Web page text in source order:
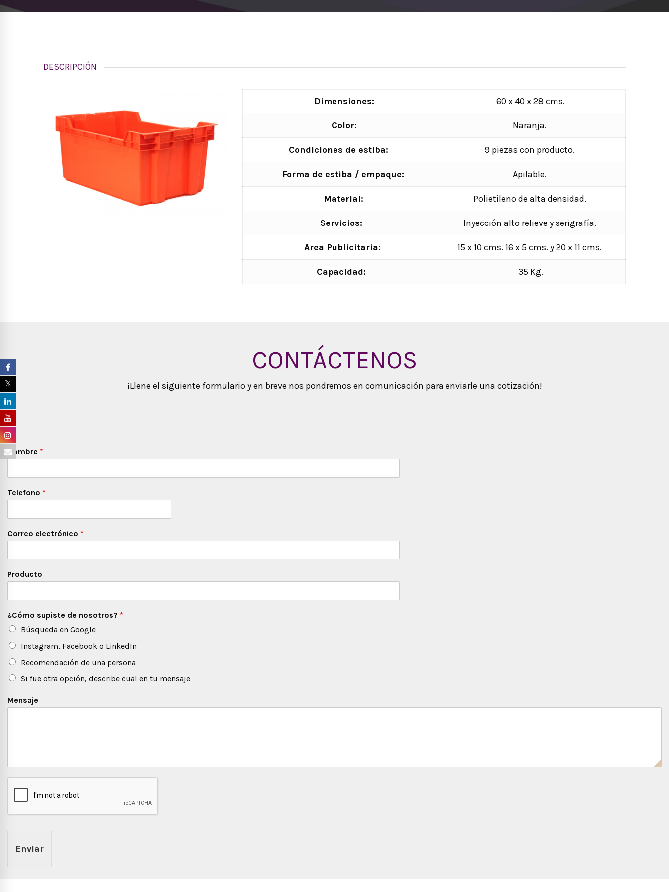
DESCRIPCIÓN
Dimensiones: 60 x 40 x 28 cms.
Color: Naranja.
Condiciones de estiba: 9 piezas con producto.
Forma de estiba / empaque: Apilable.
Material: Polietileno de alta densidad.
Servicios: Inyección alto relieve y serigrafía.
Area Publicitaria: 15 x 10 cms. 16 x 5 cms. y 20 x 11 cms.
Capacidad: 35 Kg.
CONTÁCTENOS
¡Llene el siguiente formulario y en breve nos pondremos en comunicación para enviarle una cotización!
Nombre *
Telefono *
Correo electrónico *
Producto
¿Cómo supiste de nosotros? *
Búsqueda en Google
Instagram, Facebook o LinkedIn
Recomendación de una persona
Si fue otra opción, describe cual en tu mensaje
Mensaje
Enviar